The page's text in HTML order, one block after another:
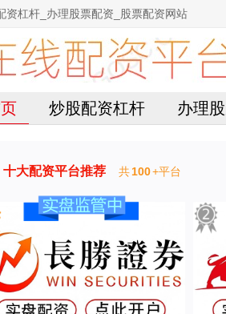
资杠杆_办理股票配资_股票配资网站
炒股配资杠杆 办理
十大配资平台推荐 共100+平台